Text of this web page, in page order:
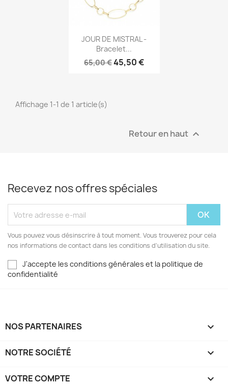
Aperçu rapide
JOUR DE MISTRAL -
Bracelet...
65,00 €45,50 €
Affichage 1-1 de 1 article(s)
Retour en haut 
Recevez nos offres spéciales
Vous pouvez vous désinscrire à tout moment. Vous trouverez pour cela
nos informations de contact dans les conditions d'utilisation du site.
J'accepte les conditions générales et la politique de
confidentialité
NOS PARTENAIRES 
NOTRE SOCIÉTÉ 
VOTRE COMPTE 